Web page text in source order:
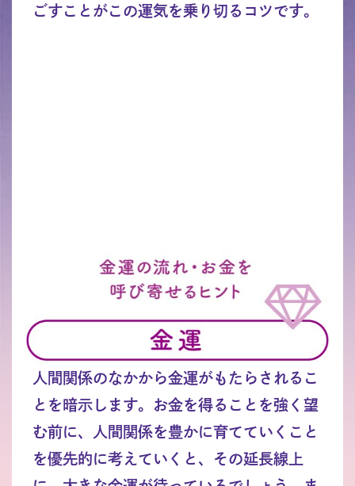
ごすことがこの運気を乗り切るコツです。
人間関係のなかから金運がもたらされるこ
とを暗示します。お金を得ることを強く望
む前に、人間関係を豊かに育てていくこと
を優先的に考えていくと、その延長線上